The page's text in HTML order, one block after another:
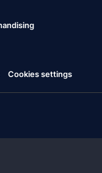
Cookies settings